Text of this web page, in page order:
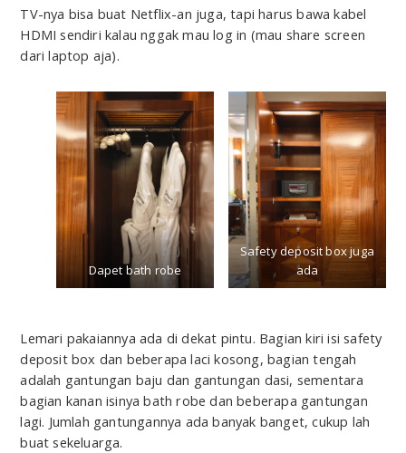
TV-nya bisa buat Netflix-an juga, tapi harus bawa kabel
HDMI sendiri kalau nggak mau log in (mau share screen
dari laptop aja).
Dapet bath robe
Safety deposit box juga
ada
Lemari pakaiannya ada di dekat pintu. Bagian kiri isi safety
deposit box dan beberapa laci kosong, bagian tengah
adalah gantungan baju dan gantungan dasi, sementara
bagian kanan isinya bath robe dan beberapa gantungan
lagi. Jumlah gantungannya ada banyak banget, cukup lah
buat sekeluarga.